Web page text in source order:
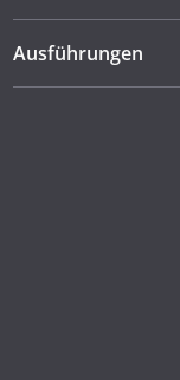
Ausführungen